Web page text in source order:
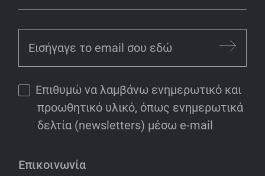
Επιθυμώ να λαμβάνω ενημερωτικό και
προωθητικό υλικό, όπως ενημερωτικά
δελτία (newsletters) μέσω e-mail
Επικοινωνία